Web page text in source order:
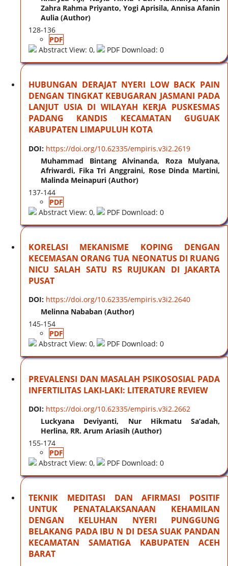
Zahra Rahma Priyanto, Yogi Aprisila, Annisa Afanin
Aulia (Author)
128-136
PDF
Abstract View: 0,
PDF Download: 0
HUBUNGAN DERAJAT NYERI LOW BACK PAIN
DENGAN TINGKAT KEBUGARAN JASMANI PADA
LANJUT USIA DI WILAYAH KERJA PUSKESMAS
PADANG KANDIS KECAMATAN GUGUAK
KABUPATEN LIMAPULUH KOTA
DOI: https://doi.org/10.62335/empiris.v3i2.2619
Muhammad Bintang Alvinanda, Roza Mulyana,
Afriwardi, Fika Tri Anggraini, Rose Dinda Martini,
Malinda Meinapuri (Author)
137-144
PDF
Abstract View: 0,
PDF Download: 0
KORELASI MEKANISME KOPING DENGAN
KECEMASAN ORANG TUA NEONATUS DI RUANG
NICU SALAH SATU RS RUJUKAN DI JAKARTA
PUSAT
DOI: https://doi.org/10.62335/empiris.v3i2.2640
Melinna Nababan (Author)
145-154
PDF
Abstract View: 0,
PDF Download: 0
PREVALENSI DAN MASALAH PSIKOSOSIAL PADA
INFERTILITAS LAKI-LAKI: LITERATURE REVIEW
DOI: https://doi.org/10.62335/empiris.v3i2.2662
Luckyana Deviyanti, Nur Hikmatu Sa’adah,
Herlina, RR. Arum Ariasih (Author)
155-174
PDF
Abstract View: 0,
PDF Download: 0
TEKNIK MEDITASI DAN AFIRMASI POSITIF
UNTUK PENATALAKSANAAN KEHAMILAN
DENGAN KELUHAN NYERI PUNGGUNG
BELAKANG PADA IBU N DI DESA SUAK PANDAN
KECAMATAN SAMATIGA KABUPATEN ACEH
BARAT